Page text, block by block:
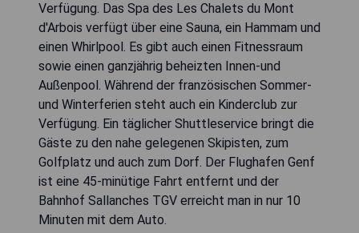
Verfügung. Das Spa des Les Chalets du Mont
d'Arbois verfügt über eine Sauna, ein Hammam und
einen Whirlpool. Es gibt auch einen Fitnessraum
sowie einen ganzjährig beheizten Innen-und
Außenpool. Während der französischen Sommer-
und Winterferien steht auch ein Kinderclub zur
Verfügung. Ein täglicher Shuttleservice bringt die
Gäste zu den nahe gelegenen Skipisten, zum
Golfplatz und auch zum Dorf. Der Flughafen Genf
ist eine 45-minütige Fahrt entfernt und der
Bahnhof Sallanches TGV erreicht man in nur 10
Minuten mit dem Auto.